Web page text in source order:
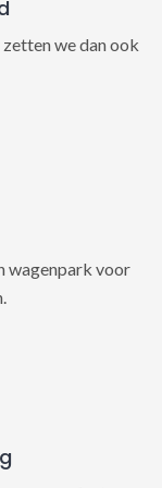
we dan ook
wagenpark voor